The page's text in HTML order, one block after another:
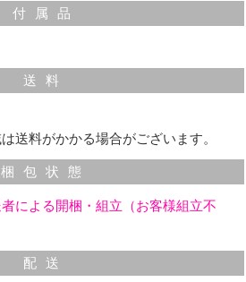
ーブルの裏面
5.接ぎ合わせ
を接合します。
という機械に接着剤を付けた
かけて接着します。テーブル
り合わせることなく太く丈夫
付属品
送料
送料がかかる場合がございます。
梱包状態
者による開梱・組立（お客様組立不
配送